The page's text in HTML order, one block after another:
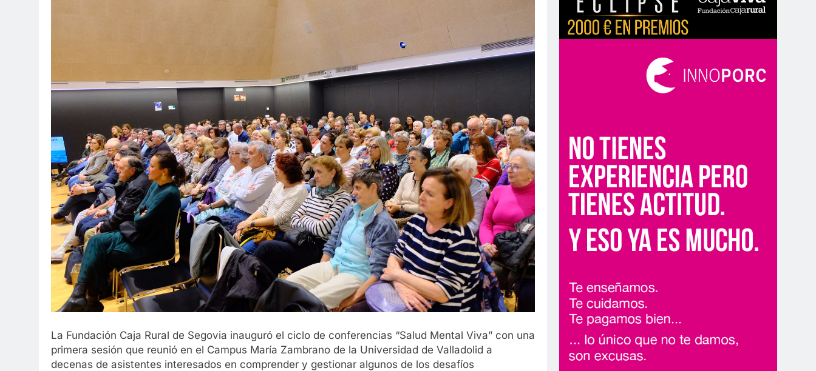
La Fundación Caja Rural de Segovia inauguró el ciclo de conferencias “Salud Mental Viva” con una
primera sesión que reunió en el Campus María Zambrano de la Universidad de Valladolid a
decenas de asistentes interesados en comprender y gestionar algunos de los desafíos